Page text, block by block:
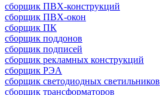
сборщик ПВХ-конструкций
сборщик ПВХ-окон
сборщик ПК
сборщик поддонов
сборщик подписей
сборщик рекламных конструкций
сборщик РЭА
сборщик светодиодных светильников
сборщик трансформаторов